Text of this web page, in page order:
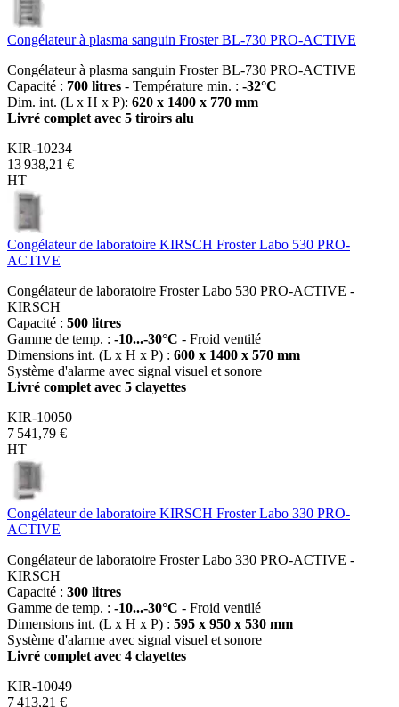
Congélateur à plasma sanguin Froster BL-730 PRO-ACTIVE
Congélateur à plasma sanguin Froster BL-730 PRO-ACTIVE
Capacité : 700 litres - Température min. : -32°C
Dim. int. (L x H x P): 620 x 1400 x 770 mm
Livré complet avec 5 tiroirs alu
KIR-10234
13 938,21 €
HT
Congélateur de laboratoire KIRSCH Froster Labo 530 PRO-
ACTIVE
Congélateur de laboratoire Froster Labo 530 PRO-ACTIVE -
KIRSCH
Capacité : 500 litres
Gamme de temp. : -10...-30°C - Froid ventilé
Dimensions int. (L x H x P) : 600 x 1400 x 570 mm
Système d'alarme avec signal visuel et sonore
Livré complet avec 5 clayettes
KIR-10050
7 541,79 €
HT
Congélateur de laboratoire KIRSCH Froster Labo 330 PRO-
ACTIVE
Congélateur de laboratoire Froster Labo 330 PRO-ACTIVE -
KIRSCH
Capacité : 300 litres
Gamme de temp. : -10...-30°C - Froid ventilé
Dimensions int. (L x H x P) : 595 x 950 x 530 mm
Système d'alarme avec signal visuel et sonore
Livré complet avec 4 clayettes
KIR-10049
7 413,21 €